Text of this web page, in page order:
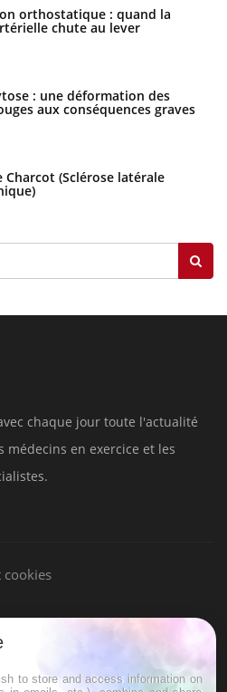
orthostatique : quand la
chute au lever
: une déformation des
aux conséquences graves
Charcot (Sclérose latérale
chaque jour toute l'actualité
médecins en exercice et les
cookies
to store and access information on